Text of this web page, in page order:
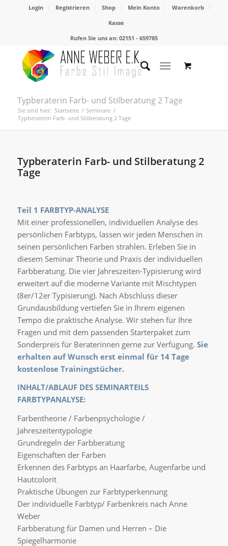
Login Registrieren Shop Mein Konto
Warenkorb
Kasse
Rufen Sie uns an: 02151 - 659785
Typberaterin Farb- und Stilberatung 2 Tage
Sie sind hier: Startseite / Seminare /
Typberaterin Farb- und Stilberatung 2 Tage
Typberaterin Farb- und Stilberatung 2
Tage
Teil 1 FARBTYP-ANALYSE
Mit einer professionellen, individuellen Analyse des
persönlichen Farbtyps, lassen wir jeden Menschen in
seinen persönlichen Farben strahlen. Erleben Sie in
diesem Seminar Theorie und Praxis der individuellen
Farbberatung. Die vier Jahreszeiten-Typisierung wird
erweitert auf die moderne Variante mit Mischtypen
(8er/12er Typisierung). Nach Abschluss dieser
Grundausbildung vertiefen Sie in Ihrem eigenen
Tempo die praktische Analyse. Wir stehen für Ihre
Fragen und mit dem passenden Starterpaket zum
Sonderpreis für Beraterinnen gerne zur Verfügung. Sie
erhalten auf Wunsch erst einmal für 14 Tage
kostenlose Trainingstücher.
INHALT/ABLAUF DES SEMINARTEILS
FARBTYPANALYSE:
Farbentheorie / Farbenpsychologie /
Jahreszeitentypologie
Grundregeln der Farbberatung
Eigenschaften der Farben
Erkennen des Farbtyps an Haarfarbe, Augenfarbe und
Hautcolorit
Praktische Übungen zur Farbtyperkennung
Der individuelle Farbtyp/ Farbenkreis nach Anne
Weber
Farbberatung für Damen und Herren – Die
Spiegelharmonie